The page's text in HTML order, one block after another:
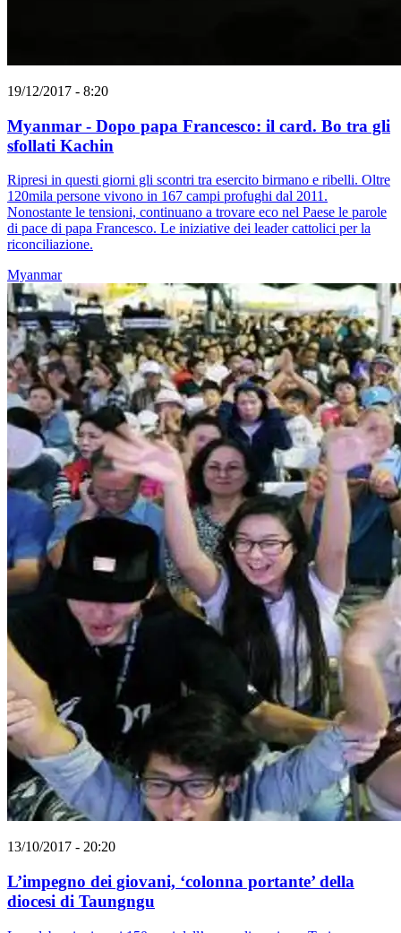
19/12/2017 - 8:20
Myanmar - Dopo papa Francesco: il card. Bo tra gli
sfollati Kachin
Ripresi in questi giorni gli scontri tra esercito birmano e ribelli. Oltre
120mila persone vivono in 167 campi profughi dal 2011.
Nonostante le tensioni, continuano a trovare eco nel Paese le parole
di pace di papa Francesco. Le iniziative dei leader cattolici per la
riconciliazione.
Myanmar
13/10/2017 - 20:20
L’impegno dei giovani, ‘colonna portante’ della
diocesi di Taungngu